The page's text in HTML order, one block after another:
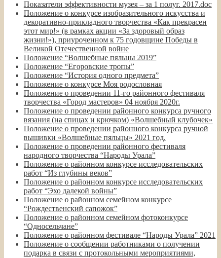
Показатели эффективности музея – за 1 полуг. 2017.doc
Положение о конкурсе изобразительного искусства и
декоративно-прикладного творчества «Как прекрасен
этот мир!» (в рамках акции «За здоровый образ
жизни!»), приуроченном к 75 годовщине Победы в
Великой Отечественной войне
Положение “Волшебные пяльцы 2019”
Положение “Егоровские тропы”
Положение “История одного предмета”
Положение о конкурсе Моя родословная
Положение о проведении 11-го районного фестиваля
творчества «Город мастеров» 04 ноября 2020г.
Положение о проведении районного конкурса ручного
вязания (на спицах и крючком) «Волшебный клубочек»
Положение о проведении районного конкурса ручной
вышивки «Волшебные пяльцы» 2021 год.
Положение о проведении районного фестиваля
народного творчества “Народы Урала”
Положение о районном конкурсе исследовательских
работ “Из глубины веков”
Положение о районном конкурсе исследовательских
работ “Эхо далекой войны”
Положение о районном семейном конкурсе
“Рождественский сапожок”
Положение о районном семейном фотоконкурсе
“Односельчане”
Положение о районном фестивале “Народы Урала” 2021
Положение о сообщении работниками о получении
подарка в связи с протокольными мероприятиями,